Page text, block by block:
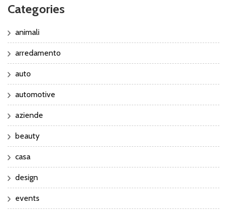
Categories
animali
arredamento
auto
automotive
aziende
beauty
casa
design
events